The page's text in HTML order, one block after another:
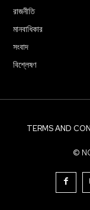
রাজনীতি
মানবাধিকার
সংবাদ
বিশ্লেষণ
TERMS AND
©